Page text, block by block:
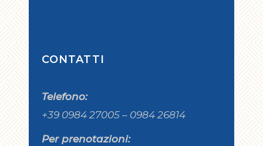
CONTATTI
Telefono:
+39 0984 27005 – 0984 26814
Per prenotazioni: